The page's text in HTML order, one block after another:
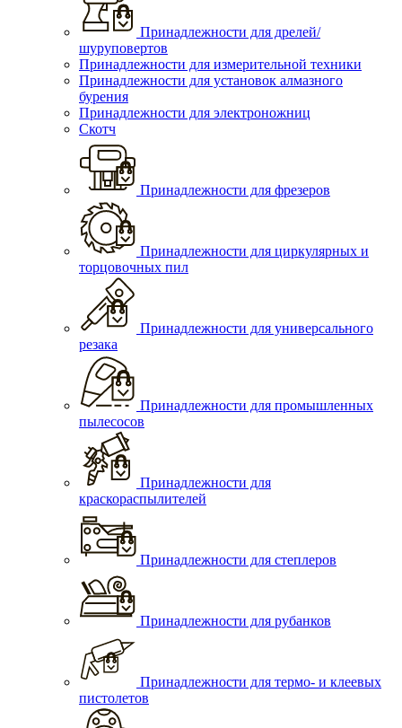
Принадлежности для дрелей/
шуруповертов
Принадлежности для измерительной техники
Принадлежности для установок алмазного
бурения
Принадлежности для электроножниц
Скотч
Принадлежности для фрезеров
Принадлежности для циркулярных и
торцовочных пил
Принадлежности для универсального
резака
Принадлежности для промышленных
пылесосов
Принадлежности для
краскораспылителей
Принадлежности для степлеров
Принадлежности для рубанков
Принадлежности для термо- и клеевых
пистолетов